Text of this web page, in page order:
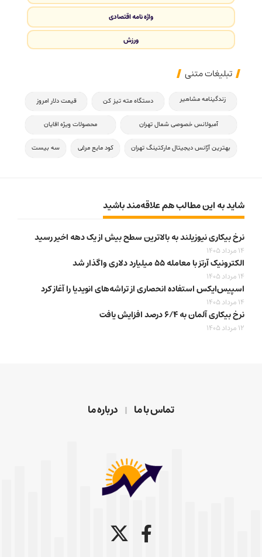
واژه نامه اقتصادی
ورزش
تبلیغات متنی
زندگینامه مشاهیر دستگاه مته تیز کن قیمت دلار امروز
آمبولانس خصوصی شمال تهران محصولات ویژه اقایان
بهترین آژانس دیجیتال مارکتینگ تهران کود مایع مرغی سه بیست
شاید به این مطالب هم علاقه‌مند باشید
نرخ بیکاری نیوزیلند به بالاترین سطح بیش از یک دهه اخیر رسید
14 مرداد 1405
الکترونیک آرتز با معامله ۵۵ میلیارد دلاری واگذار شد
14 مرداد 1405
اسپیس‌ایکس استفاده انحصاری از تراشه‌های انویدیا را آغاز کرد
14 مرداد 1405
نرخ بیکاری آلمان به ۶/۴ درصد افزایش یافت
12 مرداد 1405
تماس با ما درباره ما